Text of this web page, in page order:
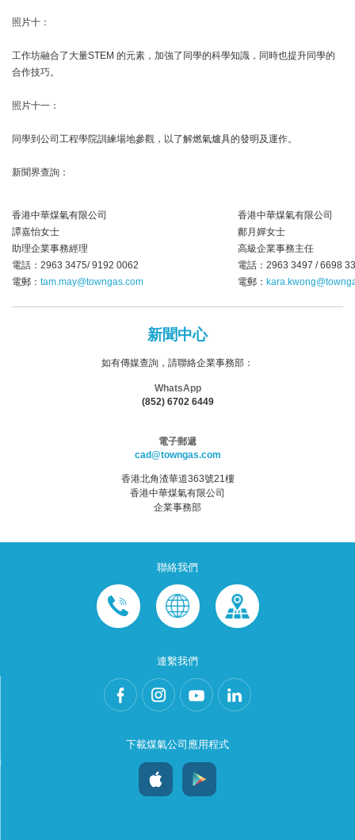
照片十：
工作坊融合了大量STEM 的元素，加強了同學的科學知識，同時也提升同學的
合作技巧。
照片十一：
同學到公司工程學院訓練場地參觀，以了解燃氣爐具的發明及運作。
新聞界查詢：
香港中華煤氣有限公司
香港中華煤氣有限公司
譚嘉怡女士
助理企業事務經理
電話：2963 3475/ 9192 0062
電郵： tam.may@towngas.com
鄺月嬋女士
高級企業事務主任
電話：2963 3497 / 6698
電郵：
新聞中心
如有傳媒查詢，請聯絡企業事務部：
WhatsApp
(852) 6702 6449
電子郵遞
cad@towngas.com
香港北角渣華道363號21樓
香港中華煤氣有限公司
企業事務部
聯絡我們
連繫我們
下載煤氣公司應用程式